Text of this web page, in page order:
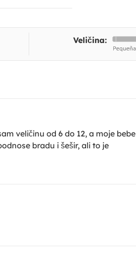
Veličina:
veličinu od 6 do 12, a moje bebe
bradu i šešir, ali to je